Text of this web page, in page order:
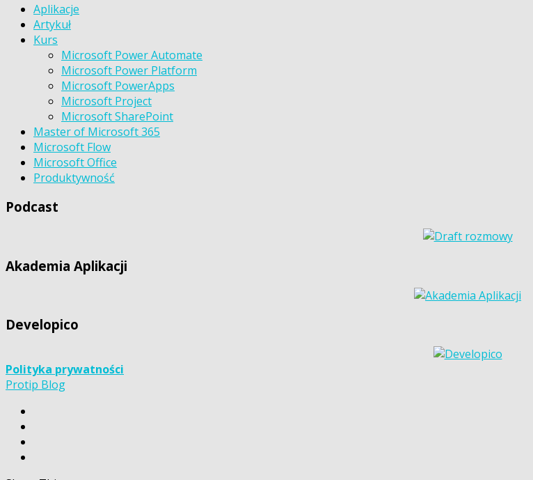
Aplikacje
Artykuł
Kurs
Microsoft Power Automate
Microsoft Power Platform
Microsoft PowerApps
Microsoft Project
Microsoft SharePoint
Master of Microsoft 365
Microsoft Flow
Microsoft Office
Produktywność
Podcast
Akademia Aplikacji
Developico
Polityka prywatności
Protip Blog